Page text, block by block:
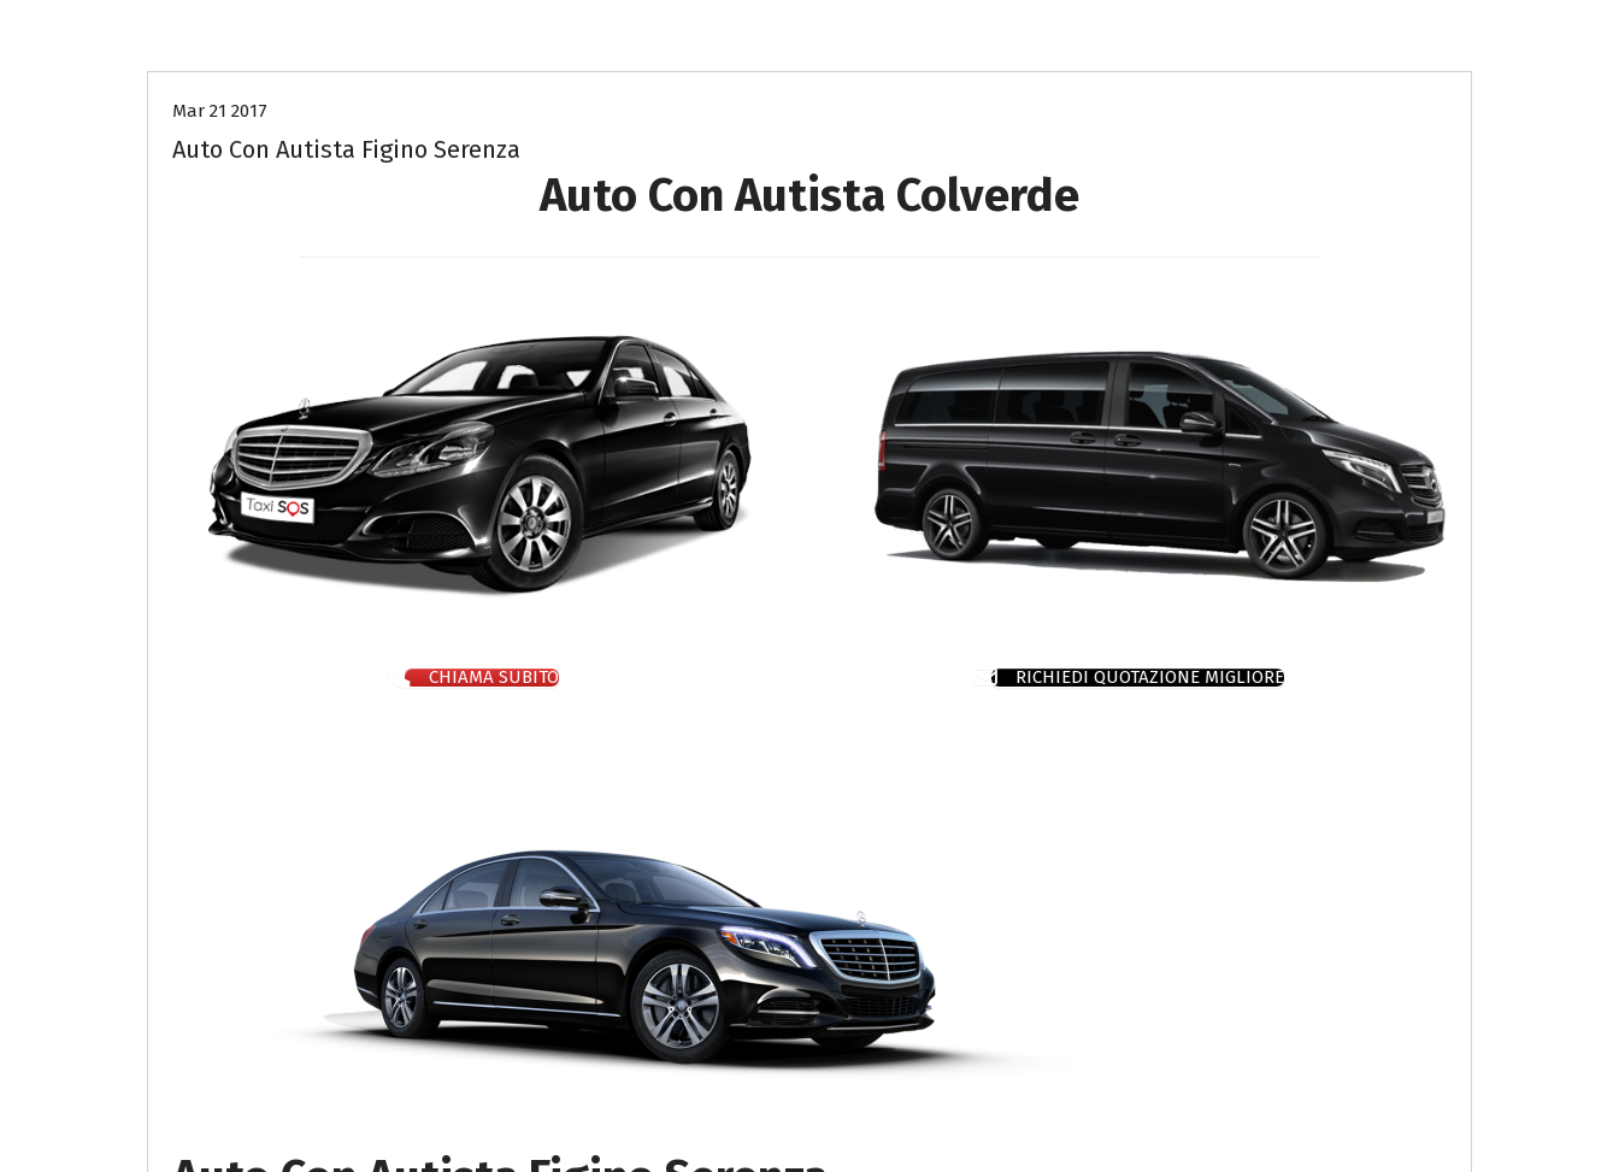
Mar 21 2017
Auto Con Autista Figino Serenza
Auto Con Autista Colverde
CHIAMA SUBITO RICHIEDI QUOTAZIONE MIGLIORE